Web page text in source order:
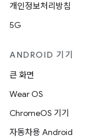
개인정보처리방침
5G
ANDROID 기기
큰 화면
Wear OS
ChromeOS 기기
자동차용 Android